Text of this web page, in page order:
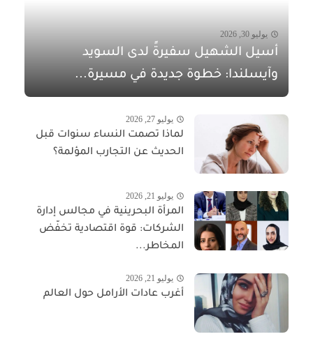
يوليو 30, 2026
أسيل الشهيل سفيرةً لدى السويد
وآيسلندا: خطوة جديدة في مسيرة...
يوليو 27, 2026
لماذا تصمت النساء سنوات قبل
الحديث عن التجارب المؤلمة؟
يوليو 21, 2026
المرأة البحرينية في مجالس إدارة
الشركات: قوة اقتصادية تخفّض
المخاطر...
يوليو 21, 2026
أغرب عادات الأرامل حول العالم